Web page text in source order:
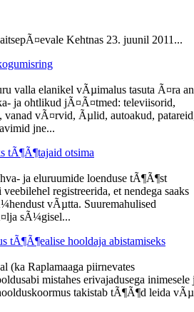
Kehtnas 23. juunil 2011...
valla elanikel vÃµimalus tasuta Ã¤ra
ja ohtlikud jÃ¤Ã¤tmed: televiisorid,
vÃ¤rvid, Ãµlid, autoakud,
jne...
tÃ¶Ã¶tajaid otsima
ja eluruumide loenduse tÃ¶Ã¶st
registreerida, et nendega saaks
vÃµtta. Suuremahulised
sÃ¼gisel...
tÃ¶Ã¶ealise hooldaja abistamiseks
(ka Raplamaaga piirnevates
mistahes erivajadusega inimesele
takistab tÃ¶Ã¶d leida